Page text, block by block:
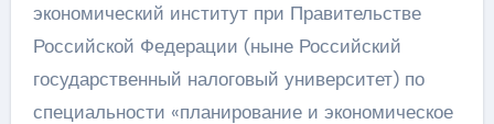
экономический институт при Правительстве
Российской Федерации (ныне Российский
государственный налоговый университет) по
специальности «планирование и экономическое